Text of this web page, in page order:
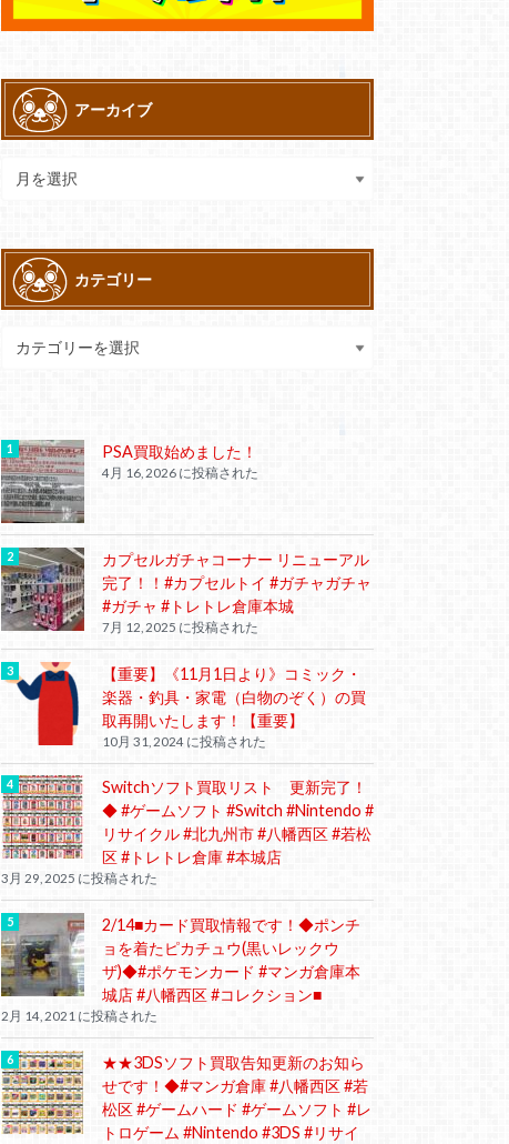
アーカイブ
カテゴリー
PSA買取始めました！
4月 16, 2026 に投稿された
カプセルガチャコーナー リニューアル
完了！！#カプセルトイ #ガチャガチャ
#ガチャ #トレトレ倉庫本城
7月 12, 2025 に投稿された
【重要】《11月1日より》コミック・
楽器・釣具・家電（白物のぞく）の買
取再開いたします！【重要】
10月 31, 2024 に投稿された
Switchソフト買取リスト 更新完了！
◆ #ゲームソフト #Switch #Nintendo #
リサイクル #北九州市 #八幡西区 #若松
区 #トレトレ倉庫 #本城店
3月 29, 2025 に投稿された
2/14■カード買取情報です！◆ポンチ
ョを着たピカチュウ(黒いレックウ
ザ)◆#ポケモンカード #マンガ倉庫本
城店 #八幡西区 #コレクション■
2月 14, 2021 に投稿された
★★3DSソフト買取告知更新のお知ら
せです！◆#マンガ倉庫 #八幡西区 #若
松区 #ゲームハード #ゲームソフト #レ
トロゲーム #Nintendo #3DS #リサイ